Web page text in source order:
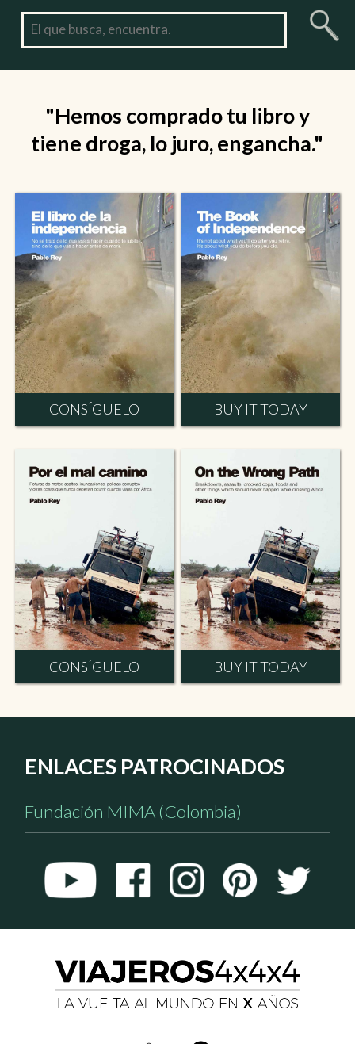
"Hemos comprado tu libro y
tiene droga, lo juro, engancha."
CONSÍGUELO BUY IT TODAY
CONSÍGUELO BUY IT TODAY
ENLACES PATROCINADOS
Fundación MIMA (Colombia)